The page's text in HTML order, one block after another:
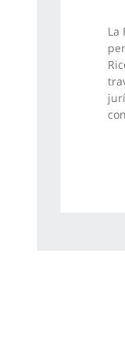
La